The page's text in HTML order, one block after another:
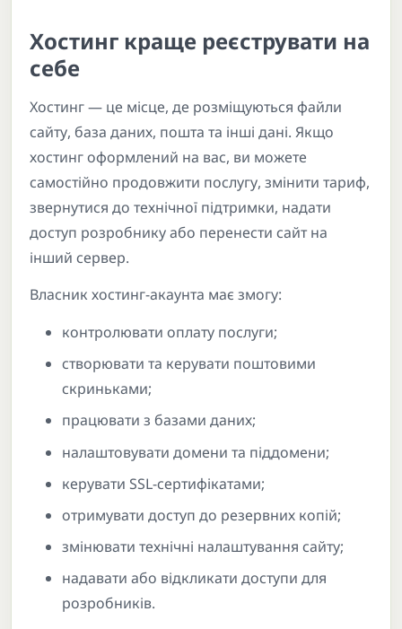
Хостинг краще реєструвати на
себе
Хостинг — це місце, де розміщуються файли
сайту, база даних, пошта та інші дані. Якщо
хостинг оформлений на вас, ви можете
самостійно продовжити послугу, змінити тариф,
звернутися до технічної підтримки, надати
доступ розробнику або перенести сайт на
інший сервер.
Власник хостинг-акаунта має змогу:
контролювати оплату послуги;
створювати та керувати поштовими
скриньками;
працювати з базами даних;
налаштовувати домени та піддомени;
керувати SSL-сертифікатами;
отримувати доступ до резервних копій;
змінювати технічні налаштування сайту;
надавати або відкликати доступи для
розробників.